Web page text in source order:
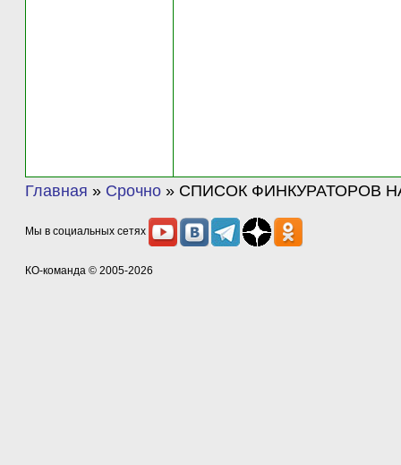
Главная » Срочно » СПИСОК ФИНКУРАТОРОВ
Мы в социальных сетях
КО-команда © 2005-2026